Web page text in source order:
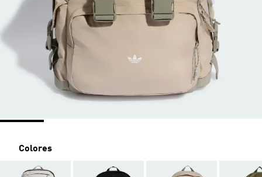
Colores